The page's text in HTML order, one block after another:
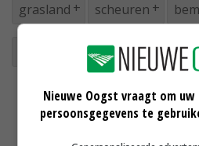
grasland scheuren
stikstofverliezen
Nieuwe Oogst vraagt om
persoonsgegevens te